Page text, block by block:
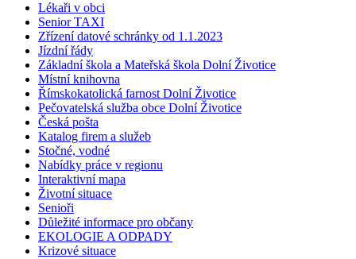
Lékaři v obci
Senior TAXI
Zřízení datové schránky od 1.1.2023
Jízdní řády
Základní škola a Mateřská škola Dolní Životice
Místní knihovna
Římskokatolická farnost Dolní Životice
Pečovatelská služba obce Dolní Životice
Česká pošta
Katalog firem a služeb
Stočné, vodné
Nabídky práce v regionu
Interaktivní mapa
Životní situace
Senioři
Důležité informace pro občany
EKOLOGIE A ODPADY
Krizové situace